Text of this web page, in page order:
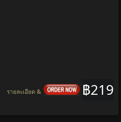
฿219
รายละเอียด &